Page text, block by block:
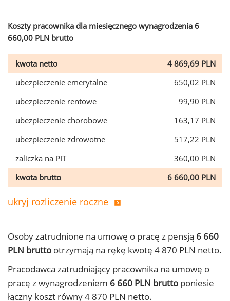
Koszty pracownika dla miesięcznego wynagrodzenia 6
660,00 PLN brutto
kwota netto
4 869,69 PLN
ubezpieczenie emerytalne
650,02 PLN
ubezpieczenie rentowe
99,90 PLN
ubezpieczenie chorobowe
163,17 PLN
ubezpieczenie zdrowotne
517,22 PLN
zaliczka na PIT
360,00 PLN
kwota brutto
6 660,00 PLN
ukryj rozliczenie roczne
Osoby zatrudnione na umowę o pracę z pensją 6 660
PLN brutto otrzymają na rękę kwotę 4 870 PLN netto.
Pracodawca zatrudniający pracownika na umowę o
pracę z wynagrodzeniem 6 660 PLN brutto poniesie
łączny koszt równy 4 870 PLN netto.